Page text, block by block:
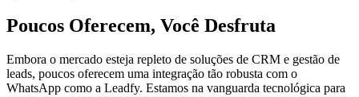
Poucos Oferecem, Você Desfruta
Embora o mercado esteja repleto de soluções de CRM e gestão de
leads, poucos oferecem uma integração tão robusta com o
WhatsApp como a Leadfy. Estamos na vanguarda tecnológica para